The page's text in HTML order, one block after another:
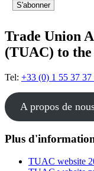
Trade Union
(TUAC) to
Tel: +33 (0) 1 55 37 37
A propos de
Plus
TUAC website